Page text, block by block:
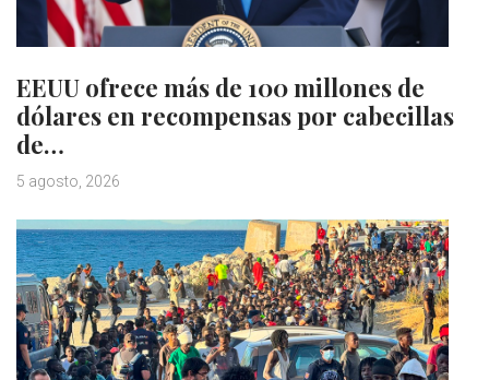
EEUU ofrece más de 100 millones de
dólares en recompensas por cabecillas
de…
5 agosto, 2026